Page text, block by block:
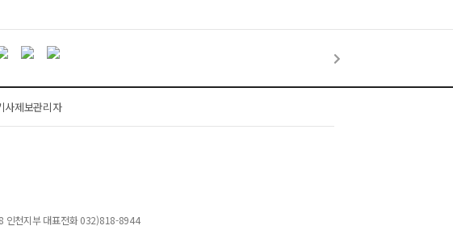
사제보관리자
인천지부 대표전화 032)818-8944